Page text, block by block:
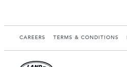
CAREERS TERMS & CONDITIONS